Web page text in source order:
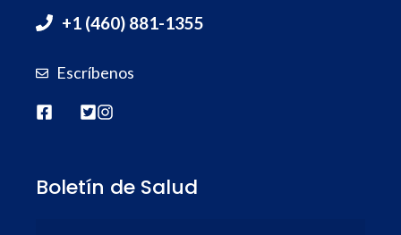
+1 (460) 881-1355
Escríbenos
Boletín de Salud